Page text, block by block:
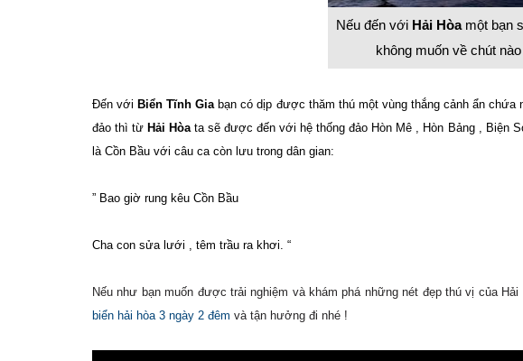
Nếu đến với Hải Hòamột bạn
không muốn về chút nào
Đến vớiBiển Tĩnh Gia bạn có dịp được thăm thú một vùng thắng cảnh ẩn
đảo thì từHải Hòa ta sẽ được đến với hệ thống đảo Hòn Mê , Hòn Bảng , Biện
là Cồn Bầu với câu ca còn lưu trong dân gian:
” Bao giờ rung kêu Cồn Bầu
Cha con sửa lưới , têm trầu ra khơi. “
Nếu như bạn muốn được trải nghiệm và khám phá những nét đẹp thú vị của
biển hải hòa 3 ngày 2 đêm và tận hưởng đi nhé !